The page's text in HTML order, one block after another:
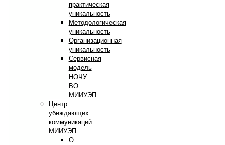
практическая
уникальность
Методологическая
уникальность
Организационная
уникальность
Сервисная
модель
НОЧУ
ВО
МИИУЭП
Центр
убеждающих
коммуникаций
МИИУЭП
О